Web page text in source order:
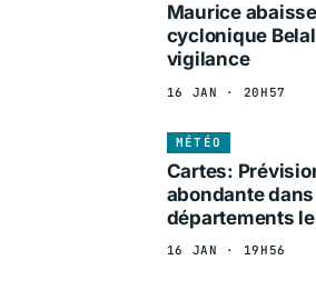
Maurice
cyclonique
vigilance
16 JAN · 20H57
MÉTÉO
Cartes:
abondante
départements
16 JAN · 19H56